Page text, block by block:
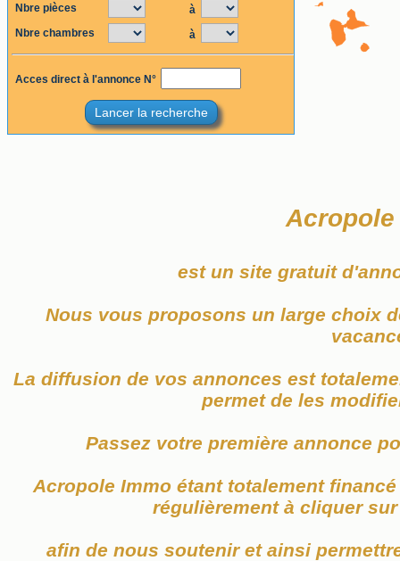
Nbre pièces
à
Nbre chambres
à
Acces direct à l'annonce N°
Lancer la recherche
Acropole
est un site gratuit
Nous vous proposons un large choix
La diffusion de vos annonces est
permet de les
Passez votre première annonce
Acropole Immo étant totalement
régulièrement à cliquer
afin de nous soutenir et ainsi